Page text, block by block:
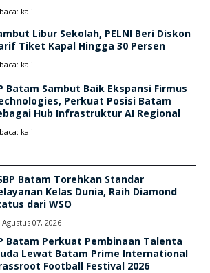
kali
Libur Sekolah, PELNI Beri Diskon
Tiket Kapal Hingga 30 Persen
kali
Batam Sambut Baik Ekspansi Firmus
Perkuat Posisi Batam
Hub Infrastruktur AI Regional
kali
Batam Torehkan Standar
Kelas Dunia, Raih Diamond
dari WSO
Agustus 07, 2026
Batam Perkuat Pembinaan Talenta
Lewat Batam Prime International
Football Festival 2026